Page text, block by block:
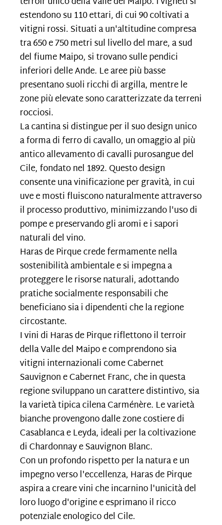
estendono su 110 ettari, di cui 90 coltivati a
vitigni rossi. Situati a un'altitudine compresa
tra 650 e 750 metri sul livello del mare, a sud
del fiume Maipo, si trovano sulle pendici
inferiori delle Ande. Le aree più basse
presentano suoli ricchi di argilla, mentre le
zone più elevate sono caratterizzate da terreni
rocciosi.
La cantina si distingue per il suo design unico
a forma di ferro di cavallo, un omaggio al più
antico allevamento di cavalli purosangue del
Cile, fondato nel 1892. Questo design
consente una vinificazione per gravità, in cui
uve e mosti fluiscono naturalmente attraverso
il processo produttivo, minimizzando l'uso di
pompe e preservando gli aromi e i sapori
naturali del vino.
Haras de Pirque crede fermamente nella
sostenibilità ambientale e si impegna a
proteggere le risorse naturali, adottando
pratiche socialmente responsabili che
beneficiano sia i dipendenti che la regione
circostante.
I vini di Haras de Pirque riflettono il terroir
della Valle del Maipo e comprendono sia
vitigni internazionali come Cabernet
Sauvignon e Cabernet Franc, che in questa
regione sviluppano un carattere distintivo, sia
la varietà tipica cilena Carménère. Le varietà
bianche provengono dalle zone costiere di
Casablanca e Leyda, ideali per la coltivazione
di Chardonnay e Sauvignon Blanc.
Con un profondo rispetto per la natura e un
impegno verso l'eccellenza, Haras de Pirque
aspira a creare vini che incarnino l'unicità del
loro luogo d'origine e esprimano il ricco
potenziale enologico del Cile.